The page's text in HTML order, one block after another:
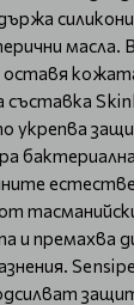
масла.
оставя
укрепва
и премахва